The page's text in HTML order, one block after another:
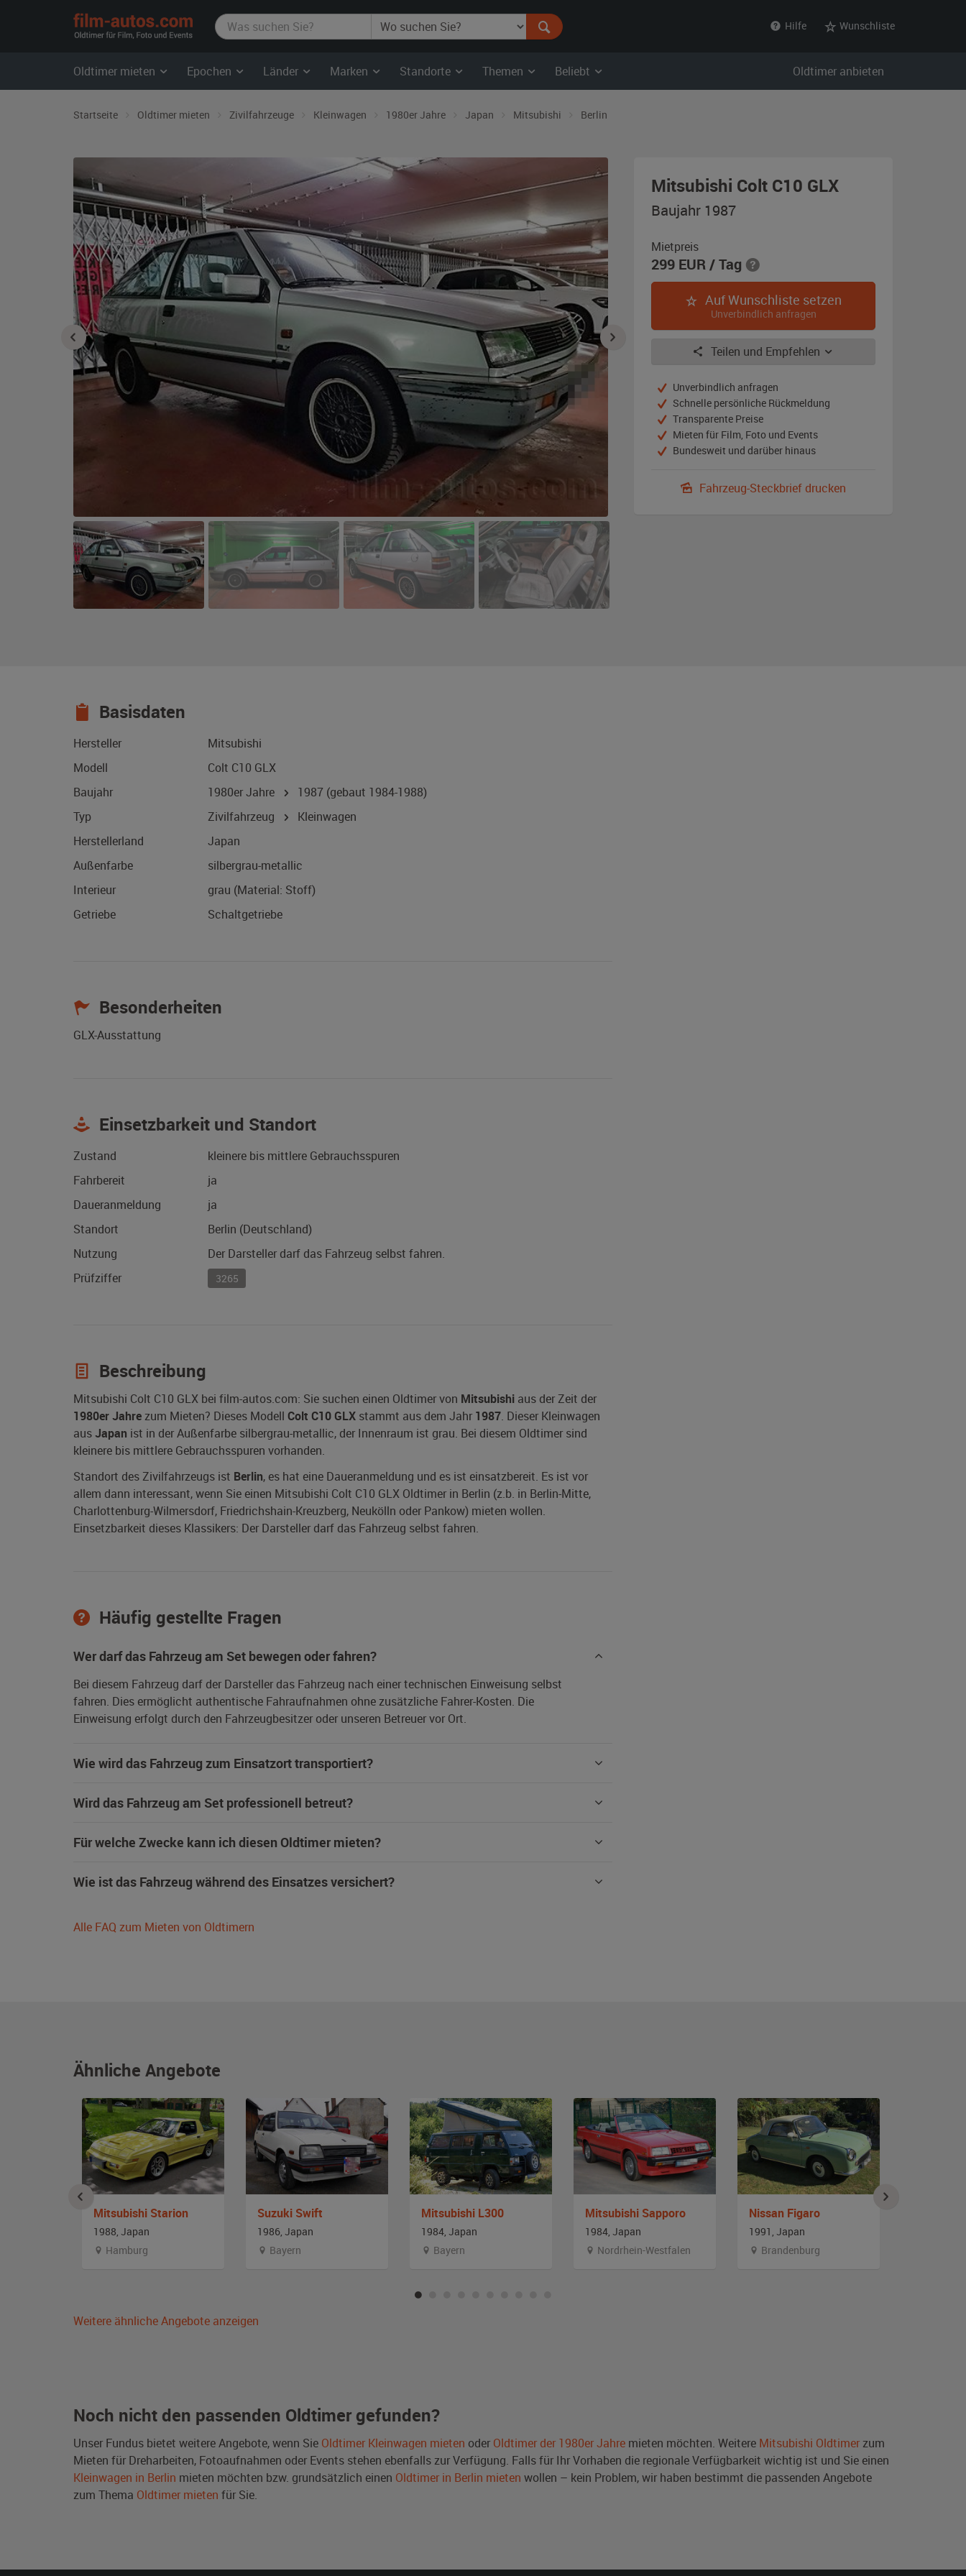
film-
autos.com
Hilfe Wunschliste
Oldtimer mieten Epochen Länder Marken Standorte Themen Beliebt Oldtimer anbieten
Startseite Oldtimer mieten Zivilfahrzeuge Kleinwagen 1980er Jahre Japan Mitsubishi Berlin
Mitsubishi Colt C10 GLX,
Baujahr 1987
Mietpreis
299 EUR/ Tag
Auf Wunschliste setzen
Unverbindlich anfragen
Teilen und Empfehlen
Unverbindlich anfragen
Schnelle persönliche Rückmeldung
Transparente Preise
Mieten für Film, Foto und Events
Bundesweit und darüber hinaus
Fahrzeug-Steckbrief drucken
Basisdaten
Hersteller
Mitsubishi
Modell
Colt C10 GLX
Baujahr
1980er Jahre 1987 (gebaut 1984-1988)
Typ
Zivilfahrzeug
Kleinwagen
Herstellerland
Japan
Außenfarbe
silbergrau-metallic
Interieur
grau (Material: Stoff)
Getriebe
Schaltgetriebe
Besonderheiten
GLX-Ausstattung
Einsetzbarkeit und Standort
Zustand
kleinere bis mittlere Gebrauchsspuren
Fahrbereit
ja
Daueranmeldung
ja
Standort
Berlin (Deutschland)
Nutzung
Der Darsteller darf das Fahrzeug selbst fahren.
Prüfziffer
3265
Beschreibung
Mitsubishi Colt C10 GLX bei film-autos.com: Sie suchen einen Oldtimer von Mitsubishi aus der Zeit der
1980er Jahrezum Mieten? Dieses Modell Colt C10 GLX stammt aus dem Jahr 1987. Dieser Kleinwagen
ausJapan ist in der Außenfarbe silbergrau-metallic, der Innenraum ist grau. Bei diesem Oldtimer sind
kleinere bis mittlere Gebrauchsspuren vorhanden.
Standort des Zivilfahrzeugs ist Berlin, es hat eine Daueranmeldung und es ist einsatzbereit. Es ist vor
allem dann interessant, wenn Sie einen Mitsubishi Colt C10 GLX Oldtimer in Berlin (z.b. in Berlin-Mitte,
Charlottenburg-Wilmersdorf, Friedrichshain-Kreuzberg, Neukölln oder Pankow) mieten wollen.
Einsetzbarkeit dieses Klassikers: Der Darsteller darf das Fahrzeug selbst fahren.
Häufig gestellte Fragen
Wer darf das Fahrzeug am Set bewegen oder fahren?
Bei diesem Fahrzeug darf der Darsteller das Fahrzeug nach einer technischen Einweisung selbst
fahren. Dies ermöglicht authentische Fahraufnahmen ohne zusätzliche Fahrer-Kosten. Die
Einweisung erfolgt durch den Fahrzeugbesitzer oder unseren Betreuer vor Ort.
Wie wird das Fahrzeug zum Einsatzort transportiert?
Wird das Fahrzeug am Set professionell betreut?
Für welche Zwecke kann ich diesen Oldtimer mieten?
Wie ist das Fahrzeug während des Einsatzes versichert?
Alle FAQ zum Mieten von Oldtimern
Ähnliche Angebote
Mitsubishi Starion
1988, Japan
Hamburg
Suzuki Swift
1986, Japan
Bayern
Mitsubishi L300
1984, Japan
Bayern
Mitsubishi Sapporo
1984, Japan
Nordrhein-Westfalen
Nissan Figaro
1991, Japan
Brandenburg
Weitere ähnliche Angebote anzeigen
Noch nicht den passenden Oldtimer gefunden?
Unser Fundus bietet weitere Angebote, wenn Sie Oldtimer Kleinwagen mieten oder Oldtimer der 1980er Jahre mieten möchten. Weitere Mitsubishi Oldtimer zum
Mieten für Dreharbeiten, Fotoaufnahmen oder Events stehen ebenfalls zur Verfügung. Falls für Ihr Vorhaben die regionale Verfügbarkeit wichtig ist und Sie einen
Kleinwagen in Berlin mieten möchten bzw. grundsätzlich einen Oldtimer in Berlin mieten wollen – kein Problem, wir haben bestimmt die passenden Angebote
zum Thema Oldtimer mieten für Sie.